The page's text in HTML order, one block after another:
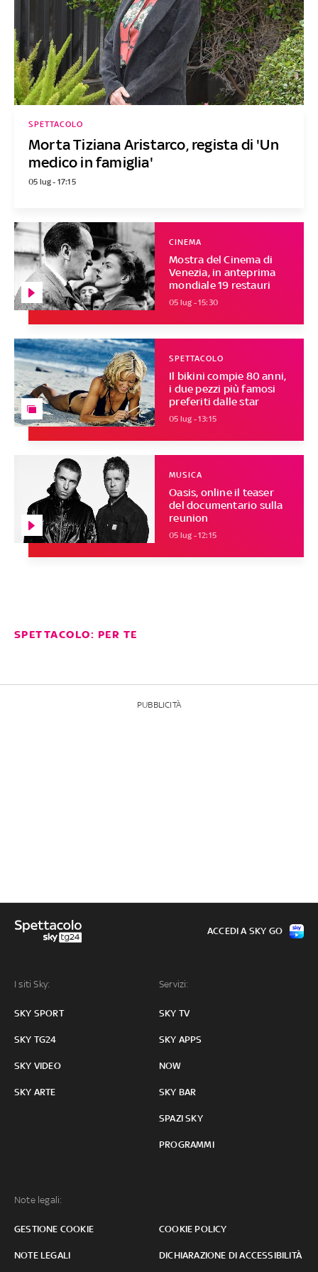
Morta Tiziana Aristarco, regista di 'Un
medico in famiglia'
SPETTACOLO
05 lug - 17:15
Mostra del Cinema di
Venezia, in anteprima
mondiale 19 restauri
CINEMA
05 lug - 15:30
Il bikini compie 80 anni,
i due pezzi più famosi
preferiti dalle star
SPETTACOLO
05 lug - 13:15
Oasis, online il teaser
del documentario sulla
reunion
MUSICA
05 lug - 12:15
SPETTACOLO: PER TE
PUBBLICITÀ
I siti Sky:
SKY SPORT
SKY TG24
SKY VIDEO
SKY ARTE
Servizi:
SKY TV
SKY APPS
NOW
SKY BAR
SPAZI SKY
PROGRAMMI
Note legali:
GESTIONE COOKIE COOKIE POLICY
NOTE LEGALI DICHIARAZIONE DI ACCESSIBILITÀ
ACCEDI A SKY GO